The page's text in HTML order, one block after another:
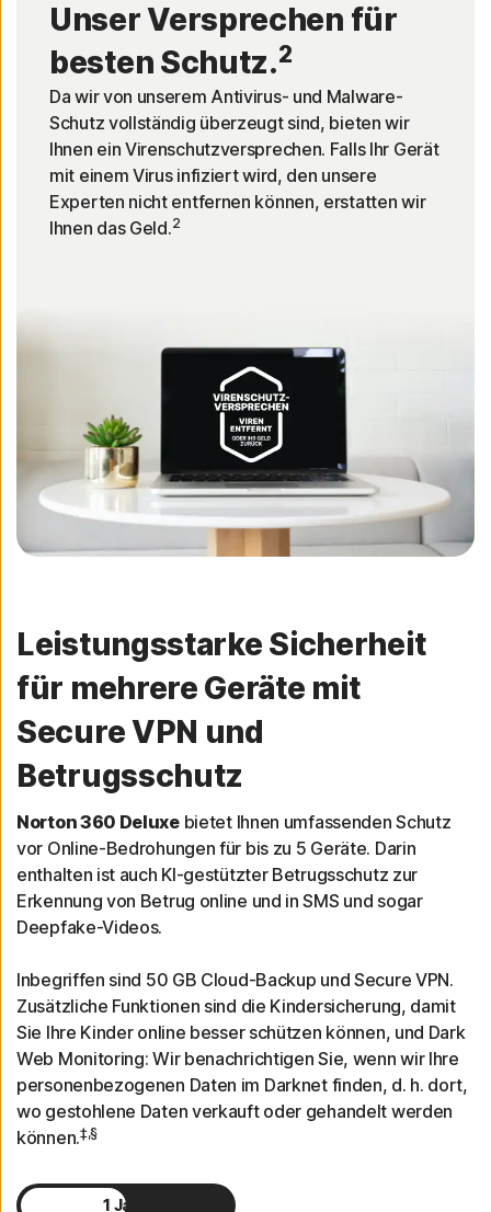
Unser Versprechen für
besten Schutz.2
Da wir von unserem Antivirus- und Malware-
Schutz vollständig überzeugt sind, bieten wir
Ihnen ein Virenschutzversprechen. Falls Ihr Gerät
mit einem Virus infiziert wird, den unsere
Experten nicht entfernen können, erstatten wir
Ihnen das Geld.2
Leistungsstarke Sicherheit
für mehrere Geräte mit
Secure VPN und
Betrugsschutz
Norton 360 Deluxebietet Ihnen umfassenden Schutz
vor Online-Bedrohungen für bis zu 5 Geräte. Darin
enthalten ist auch KI-gestützter Betrugsschutz zur
Erkennung von Betrug online und in SMS und sogar
Deepfake-Videos.
Inbegriffen sind 50 GB Cloud-Backup und Secure VPN.
Zusätzliche Funktionen sind die Kindersicherung, damit
Sie Ihre Kinder online besser schützen können, und Dark
Web Monitoring: Wir benachrichtigen Sie, wenn wir Ihre
personenbezogenen Daten im Darknet finden, d. h. dort,
wo gestohlene Daten verkauft oder gehandelt werden
können.‡,§
1 Jahr